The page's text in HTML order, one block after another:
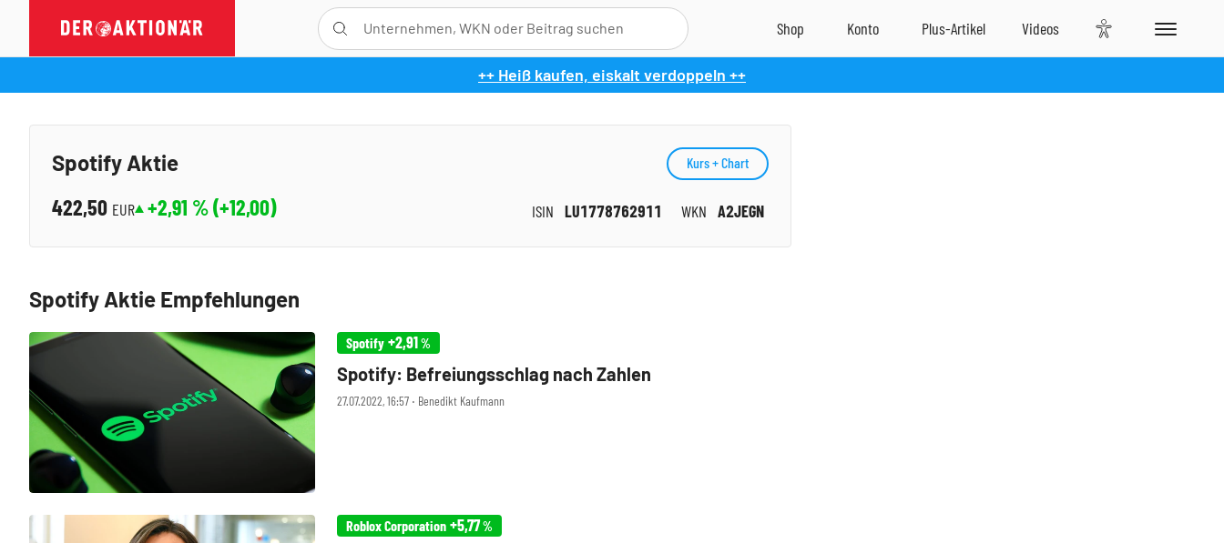
++ Heiß kaufen, eiskalt verdoppeln ++
Spotify Aktie
422,50 EUR +2,91 % (+12,00) ISIN LU1778762911 WKN A2JEGN
Kurs + Chart
Spotify Aktie Empfehlungen
Spotify +2,91%
27.07.2022, 16:57 ‧ Benedikt Kaufmann
Spotify: Befreiungsschlag nach Zahlen
Roblox Corporation +5,77%